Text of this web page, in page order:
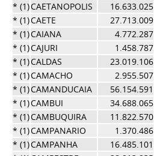
* (1)CAETANOPOLIS 16.633.025
* (1)CAETE 27.713.009
* (1)CAIANA 4.772.287
* (1)CAJURI 1.458.787
* (1)CALDAS 23.019.106
* (1)CAMACHO 2.955.507
* (1)CAMANDUCAIA 56.154.591
* (1)CAMBUI 34.688.065
* (1)CAMBUQUIRA 11.822.570
* (1)CAMPANARIO 1.370.486
* (1)CAMPANHA 16.485.101